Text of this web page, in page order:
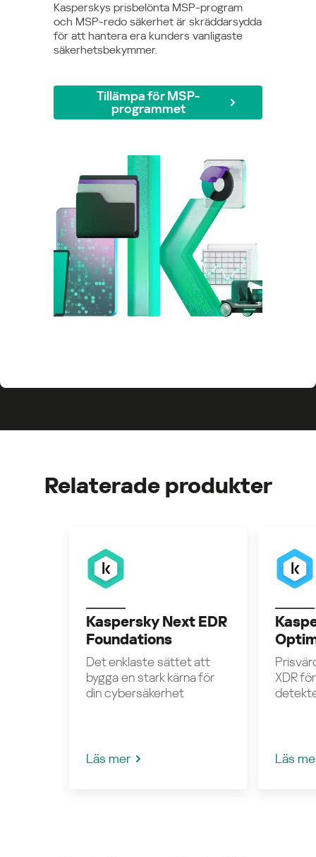
Kasperskys prisbelönta MSP-program
och MSP-redo säkerhet är skräddarsydda
för att hantera era kunders vanligaste
säkerhetsbekymmer.
Tillämpa för MSP-
programmet
Relaterade produkter
Kaspersky Next EDR
Foundations
Det enklaste sättet att
bygga en stark kärna för
din cybersäkerhet
Läs mer
XDR
Läs